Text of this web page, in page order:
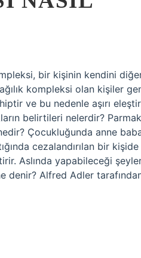
bir kişinin kendini
kompleksi olan kişiler
ve bu nedenle aşırı
belirtileri nelerdir?
Çocukluğunda anne
cezalandırılan bir kişide
Aslında yapabileceği
denir? Alfred Adler